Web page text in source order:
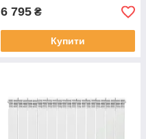
6 795 ₴
Купити